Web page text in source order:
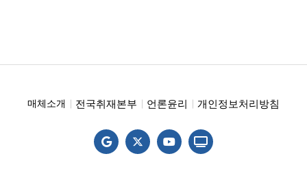
매체소개 전국취재본부 언론윤리 개인정보처리방침